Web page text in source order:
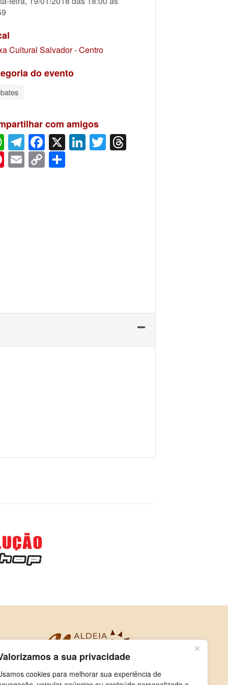
a sua privacidade
cookies para melhorar sua experiência de
Cultural Salvador - Centro
do evento
com amigos
WhatsApp
Telegram
Facebook
X LinkedIn
Twitter
Pinterest
Email
Copy
Link